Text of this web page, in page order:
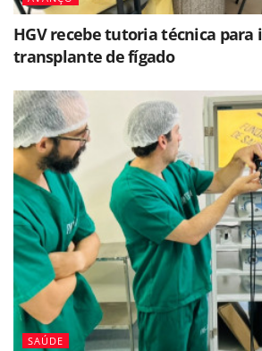
HGV recebe tutoria técnica para
transplante de fígado
SAÚDE